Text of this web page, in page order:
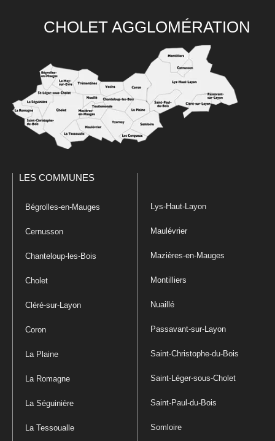
CHOLET AGGLOMÉRATION
LES COMMUNES
Bégrolles-en-Mauges
Cernusson
Chanteloup-les-Bois
Cholet
Cléré-sur-Layon
Coron
La Plaine
La Romagne
La Séguinière
La Tessoualle
Lys-Haut-Layon
Maulévrier
Mazières-en-Mauges
Montilliers
Nuaillé
Passavant-sur-Layon
Saint-Christophe-du-Bois
Saint-Léger-sous-Cholet
Saint-Paul-du-Bois
Somloire